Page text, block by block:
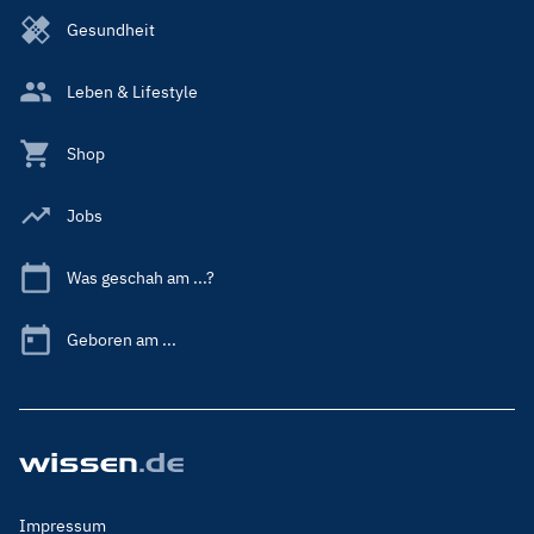
Gesundheit
Leben & Lifestyle
Shop
Jobs
Was geschah am ...?
Geboren am ...
Footer
Impressum